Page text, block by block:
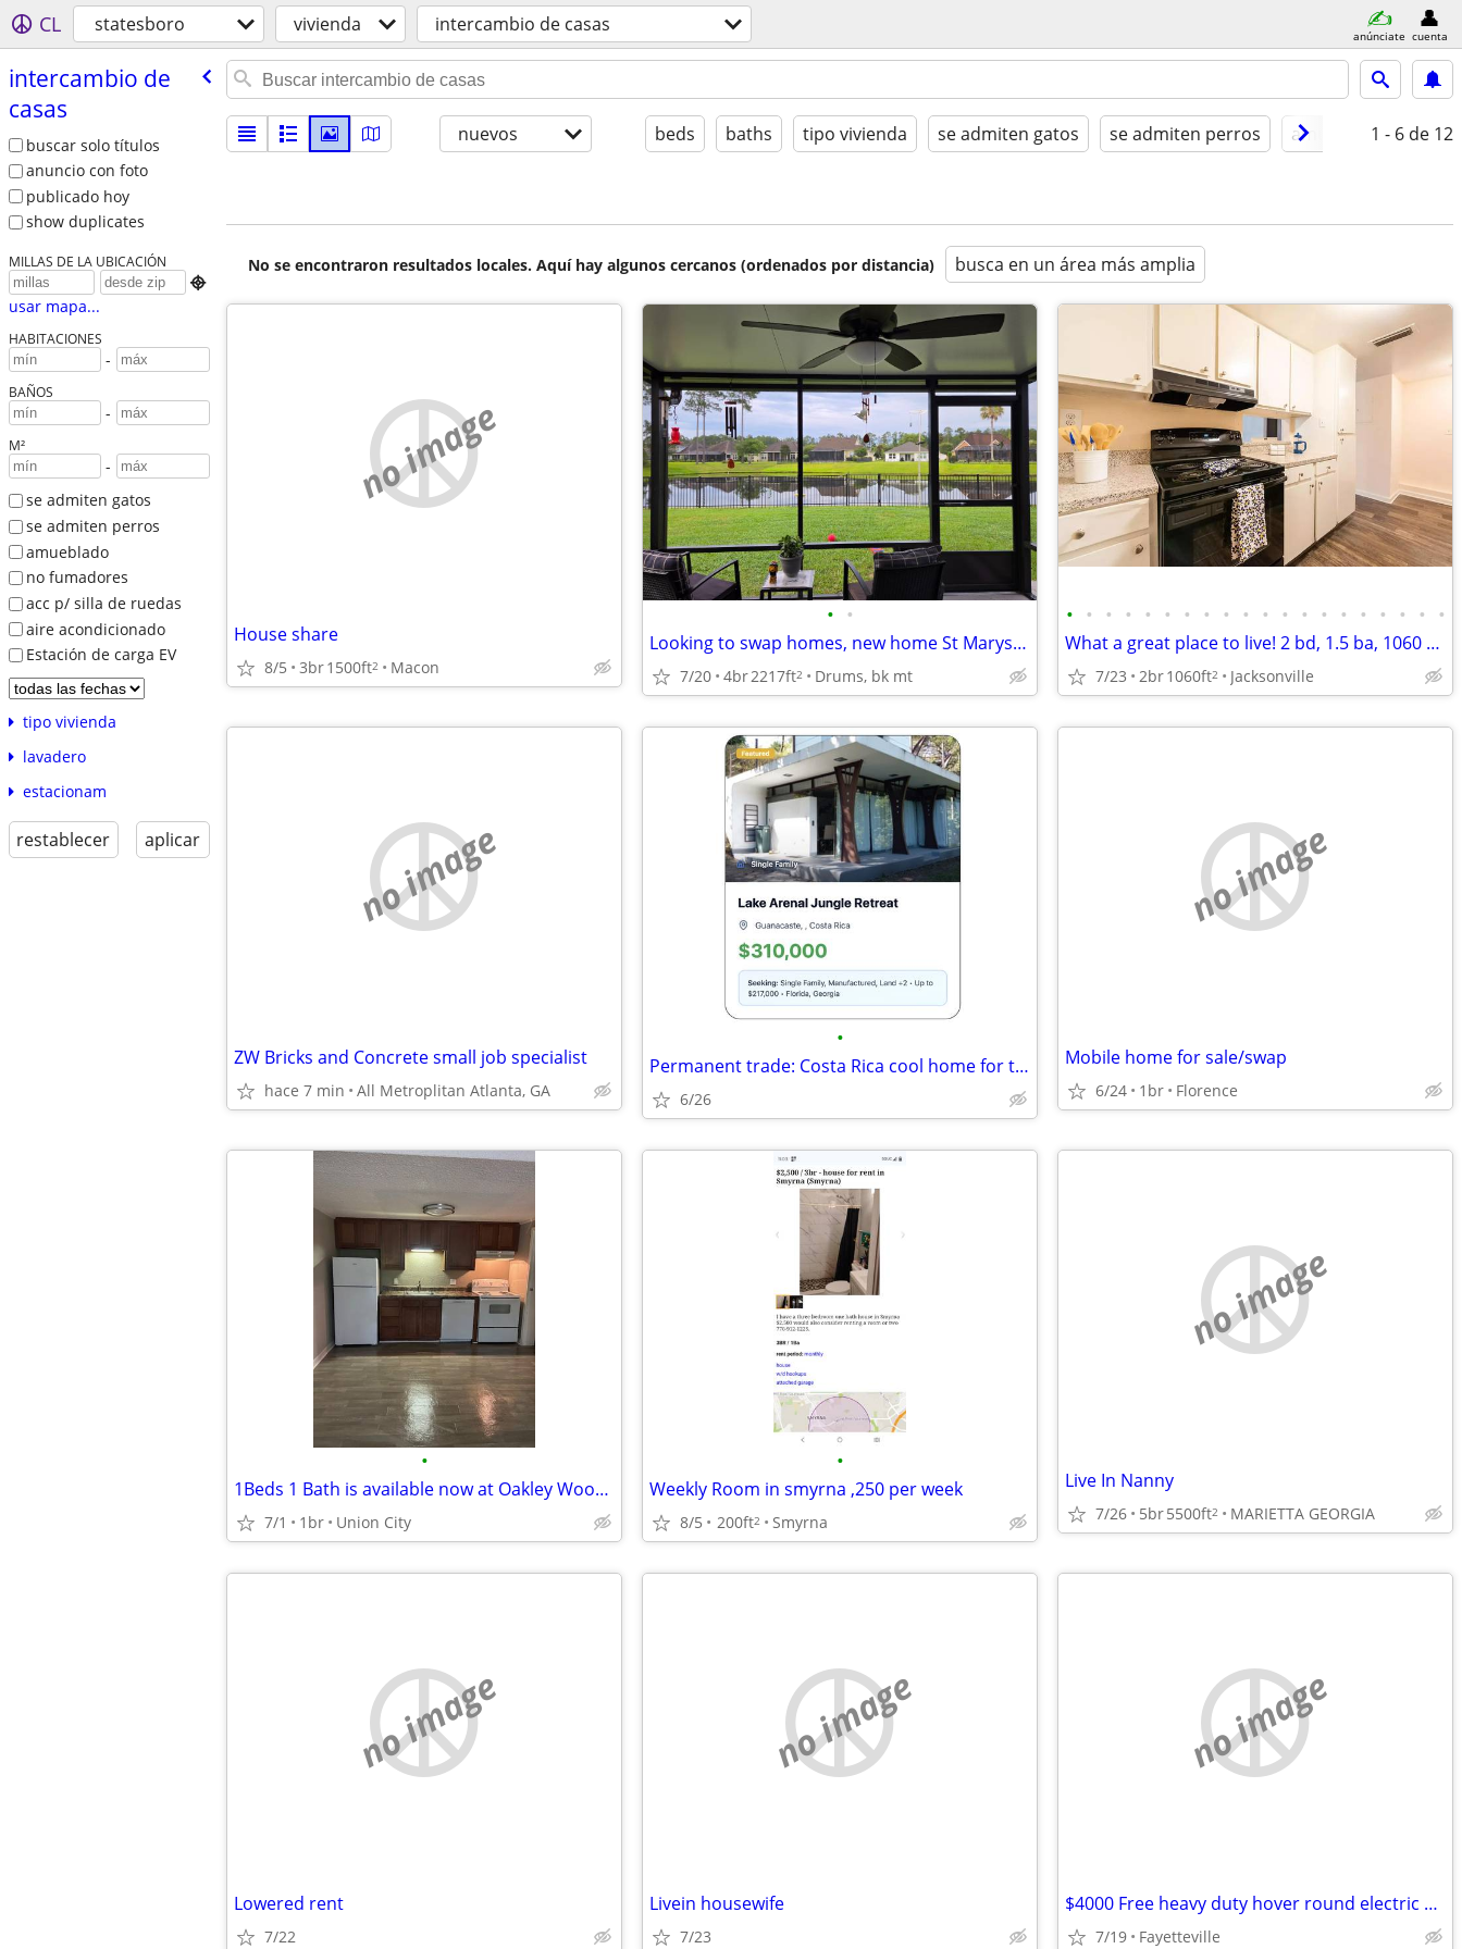
CL statesboro vivienda intercambio de casas anúnciate cuenta
intercambio de
casas
buscar solo títulos
anuncio con foto
publicado hoy
show duplicates
MILLAS DE LA UBICACIÓN

usar mapa...
HABITACIONES
-
BAÑOS
-
M²
-
se admiten gatos
se admiten perros
amueblado
no fumadores
acc p/ silla de ruedas
aire acondicionado
Estación de carga EV
tipo vivienda
lavadero
estacionam
restablecer aplicar
nuevos beds baths tipo vivienda se admiten gatos se admiten perros amueblado1 - 6 de 12
No se encontraron resultados locales. Aquí hay algunos cercanos (ordenados por distancia) busca en un área más amplia
no image
House share
8/5 3br1500ft2 Macon
• •
Looking to swap homes, new home St Marys georgia for similar ho
7/20 4br2217ft2 Drums, bk mt
• • • • • • • • • • • • • • • • • • • •
What a great place to live! 2 bd, 1.5 ba, 1060 sq ft. Come home today!
7/23 2br1060ft2 Jacksonville
no image
ZW Bricks and Concrete small job specialist
hace 7 min All Metroplitan Atlanta, GA
•
Permanent trade: Costa Rica cool home for trade for Florida, Georgia
6/26
no image
Mobile home for sale/swap
6/24 1br Florence
•
1Beds 1 Bath is available now at Oakley Woods Apts
7/1 1br Union City
•
Weekly Room in smyrna ,250 per week
8/5 200ft2 Smyrna
no image
Live In Nanny
7/26 5br5500ft2 MARIETTA GEORGIA
no image
Lowered rent
7/22
no image
Livein housewife
7/23
no image
$4000 Free heavy duty hover round electric wheel chair used once
7/19 Fayetteville